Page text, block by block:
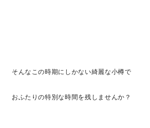
そんなこの時期にしかない綺麗な小樽で
おふたりの特別な時間を残しませんか？